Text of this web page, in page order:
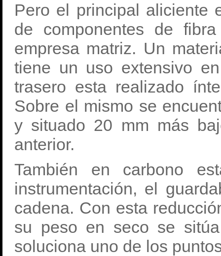
Pero el principal aliciente
de componentes de
empresa matriz. Un
tiene un uso extensivo
trasero esta realizado
Sobre el mismo se
y situado 20 mm más
anterior.
También en carbono
instrumentación, el
cadena. Con esta
su peso en seco se
soluciona uno de los